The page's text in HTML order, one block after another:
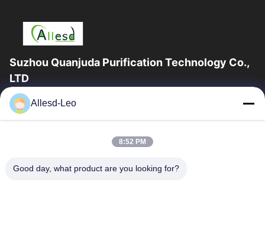
Suzhou Quanjuda Purification Technology Co.,
LTD
16years ervaring, als belangrijke fabrikant en exporteur van
ESD & Cleanroom producten, bieden wij een volledige lijn van
Huis
Producten
Allesd-Leo
8:52 PM
Good day, what product are you looking for?